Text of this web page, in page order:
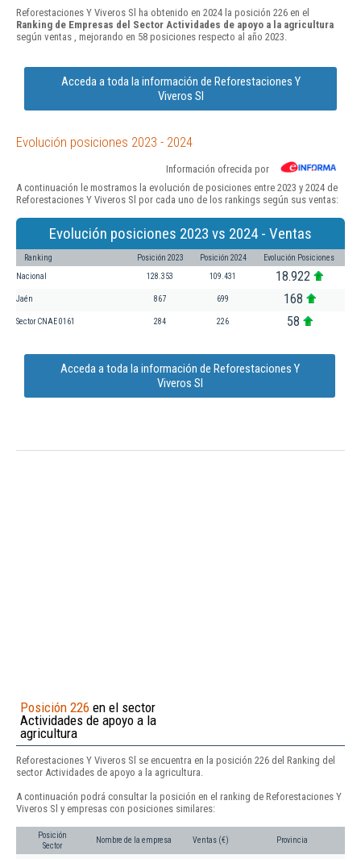
Reforestaciones Y Viveros Sl ha obtenido en 2024 la posición 226 en el
Ranking de Empresas del Sector Actividades de apoyo a la agricultura
según ventas , mejorando en 58 posiciones respecto al año 2023.
Acceda a toda la información de Reforestaciones Y
Viveros Sl
Evolución posiciones 2023 - 2024
Información ofrecida por
A continuación le mostramos la evolución de posiciones entre 2023 y 2024 de
Reforestaciones Y Viveros Sl por cada uno de los rankings según sus ventas:
Evolución posiciones 2023 vs 2024 - Ventas
Ranking Posición 2023 Posición 2024 Evolución Posiciones
Nacional 128.353 109.431 18.922
Jaén 867 699 168
Sector CNAE 0161 284 226 58
Acceda a toda la información de Reforestaciones Y
Viveros Sl
Posición 226 en el sector
Actividades de apoyo a la
agricultura
Reforestaciones Y Viveros Sl se encuentra en la posición 226 del Ranking del
sector Actividades de apoyo a la agricultura.
A continuación podrá consultar la posición en el ranking de Reforestaciones Y
Viveros Sl y empresas con posiciones similares:
Posición
Sector
Nombre de la empresa Ventas (€) Provincia